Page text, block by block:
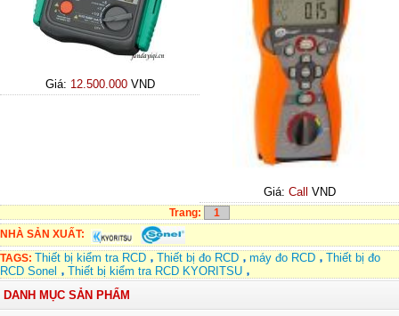
Giá: 12.500.000VND
Giá: Call VND
Trang:
1
NHÀ SẢN XUẤT:
TAGS: Thiết bị kiểm tra RCD Thiết bị đo RCD máy đo RCD
Thiết bị đo
RCD Sonel
Thiết bị kiểm tra RCD KYORITSU
DANH MỤC SẢN PHẨM